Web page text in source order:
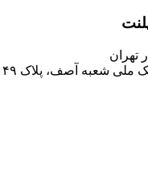
تهران، زعفرانیه، خیابان اعجازی، جنب بانک ملی شعبه آصف، پلاک ۴۹